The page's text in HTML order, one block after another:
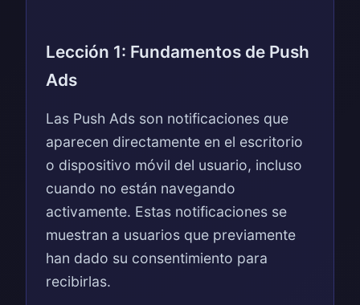
Lección 1: Fundamentos de Push
Ads
Las Push Ads son notificaciones que
aparecen directamente en el escritorio
o dispositivo móvil del usuario, incluso
cuando no están navegando
activamente. Estas notificaciones se
muestran a usuarios que previamente
han dado su consentimiento para
recibirlas.